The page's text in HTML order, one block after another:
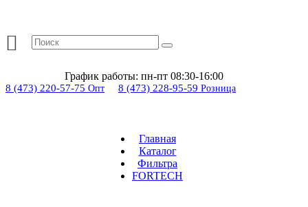
График работы: пн-пт 08:30-16:00
8 (473) 220-57-75 Опт 8 (473) 228-95-59 Розница
Главная
Каталог
Фильтра
FORTECH